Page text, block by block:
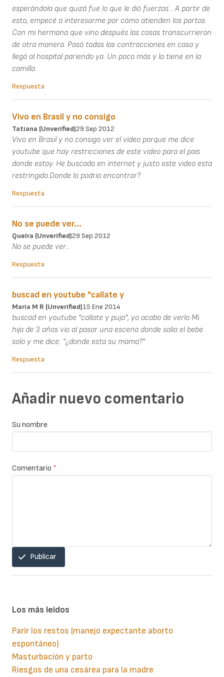
esperándola que quizá fue lo que le dió fuerzas... A partir de
esto, empecé a interesarme por cómo atienden los partos.
Con mi hermana que vino después las cosas transcurrieron
de otra manera. Pasó todas las contracciones en casa y
llegó al hospital pariendo ya. Un poco más y la tiene en la
camilla.
Respuesta
Vivo en Brasil y no consigo
Tatiana (unverified)29 Sep 2012
Vivo en Brasil y no consigo ver el video porque me dice
youtube que hay restricciones de este video para el pais
donde estoy. He buscado en internet y justo este video esta
restringido.Donde lo podria encontrar?
Respuesta
No se puede ver...
Quelra (unverified)29 Sep 2012
No se puede ver...
Respuesta
buscad en youtube "callate y
Maria M R (unverified)15 Ene 2014
buscad en youtube "callate y puja", yo acabo de verlo Mi
hija de 3 años vio al pasar una escena donde salia el bebe
solo y me dice: "¿donde esta su mama?"
Respuesta
Añadir nuevo comentario
Su nombre
Comentario *
Publicar
Los más leidos
Parir los restos (manejo expectante aborto
espontáneo)
Masturbación y parto
Riesgos de una cesárea para la madre